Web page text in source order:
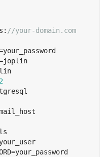
//your-domain.com